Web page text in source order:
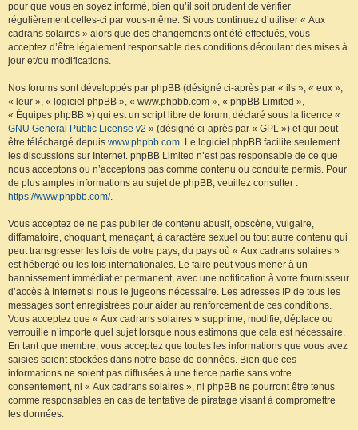
pour que vous en soyez informé, bien qu’il soit prudent de vérifier
régulièrement celles-ci par vous-même. Si vous continuez d’utiliser « Aux
cadrans solaires » alors que des changements ont été effectués, vous
acceptez d’être légalement responsable des conditions découlant des mises à
jour et/ou modifications.
Nos forums sont développés par phpBB (désigné ci-après par « ils », « eux »,
« leur », « logiciel phpBB », « www.phpbb.com », « phpBB Limited »,
« Équipes phpBB ») qui est un script libre de forum, déclaré sous la licence «
GNU General Public License v2 » (désigné ci-après par « GPL ») et qui peut
être téléchargé depuis www.phpbb.com. Le logiciel phpBB facilite seulement
les discussions sur Internet. phpBB Limited n’est pas responsable de ce que
nous acceptons ou n’acceptons pas comme contenu ou conduite permis. Pour
de plus amples informations au sujet de phpBB, veuillez consulter :
https://www.phpbb.com/.
Vous acceptez de ne pas publier de contenu abusif, obscène, vulgaire,
diffamatoire, choquant, menaçant, à caractère sexuel ou tout autre contenu qui
peut transgresser les lois de votre pays, du pays où « Aux cadrans solaires »
est hébergé ou les lois internationales. Le faire peut vous mener à un
bannissement immédiat et permanent, avec une notification à votre fournisseur
d’accès à Internet si nous le jugeons nécessaire. Les adresses IP de tous les
messages sont enregistrées pour aider au renforcement de ces conditions.
Vous acceptez que « Aux cadrans solaires » supprime, modifie, déplace ou
verrouille n’importe quel sujet lorsque nous estimons que cela est nécessaire.
En tant que membre, vous acceptez que toutes les informations que vous avez
saisies soient stockées dans notre base de données. Bien que ces
informations ne soient pas diffusées à une tierce partie sans votre
consentement, ni « Aux cadrans solaires », ni phpBB ne pourront être tenus
comme responsables en cas de tentative de piratage visant à compromettre
les données.